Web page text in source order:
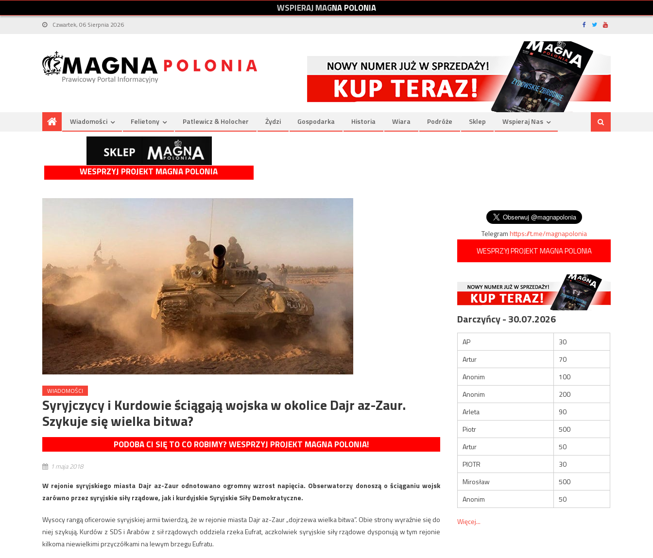
WSPIERAJMAGNAPOLONIA
Czwartek, 06 Sierpnia 2026
Wiadomości Felietony Patlewicz & Holocher Żydzi Gospodarka Historia Wiara Podróże Sklep Wspieraj Nas
WESPRZYJ PROJEKT MAGNA POLONIA
WIADOMOŚCI
Syryjczycy i Kurdowie ściągają wojska w okolice Dajr az-Zaur.
Szykuje się wielka bitwa?
PODOBA CI SIĘ TO CO ROBIMY? WESPRZYJ PROJEKT MAGNA POLONIA!
1 maja 2018
W rejonie syryjskiego miasta Dajr az-Zaur odnotowano ogromny wzrost napięcia. Obserwatorzy donoszą o ściąganiu wojsk
zarówno przez syryjskie siły rządowe, jak i kurdyjskie Syryjskie Siły Demokratyczne.
Wysocy rangą oficerowie syryjskiej armii twierdzą, że w rejonie miasta Dajr az-Zaur „dojrzewa wielka bitwa”. Obie strony wyraźnie się do
niej szykują. Kurdów z SDS i Arabów z sił rządowych oddziela rzeka Eufrat, aczkolwiek syryjskie siły rządowe dysponują w tym rejonie
kilkoma niewielkimi przyczółkami na lewym brzegu Eufratu.
Telegramhttps://t.me/magnapolonia
WESPRZYJ PROJEKT MAGNA POLONIA
Darczyńcy - 30.07.2026
AP
30
Artur
70
Anonim
100
Anonim
200
Arleta
90
Piotr
500
Artur
50
PIOTR
30
Mirosław
500
Anonim
50
Więcej...